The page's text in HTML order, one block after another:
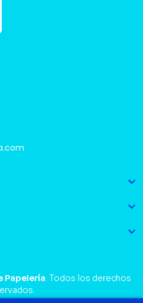



Papelería. Todos los derechos